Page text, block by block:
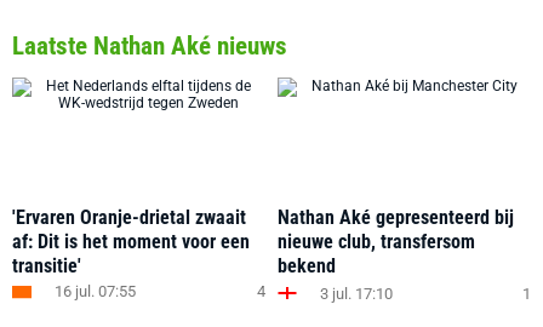
Laatste Nathan Aké nieuws
'Ervaren Oranje-drietal zwaait
af: Dit is het moment voor een
transitie'
16 jul. 07:55 4
Nathan Aké gepresenteerd bij
nieuwe club, transfersom
bekend
3 jul. 17:10 1